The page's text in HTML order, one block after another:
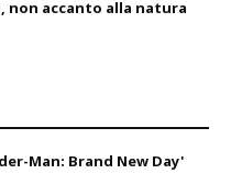
non accanto alla natura
Man: Brand New Day'